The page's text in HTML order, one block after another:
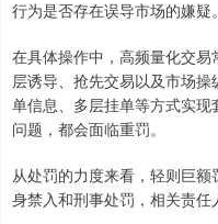
行为是否存在误导市场的嫌疑。
在具体操作中，高频量化交
层诱导、抢先交易以及市场
单信息、多层挂单等方式实
问题，都会面临重罚。
从处罚的力度来看，轻则巨
身禁入和刑事处罚，相关责任